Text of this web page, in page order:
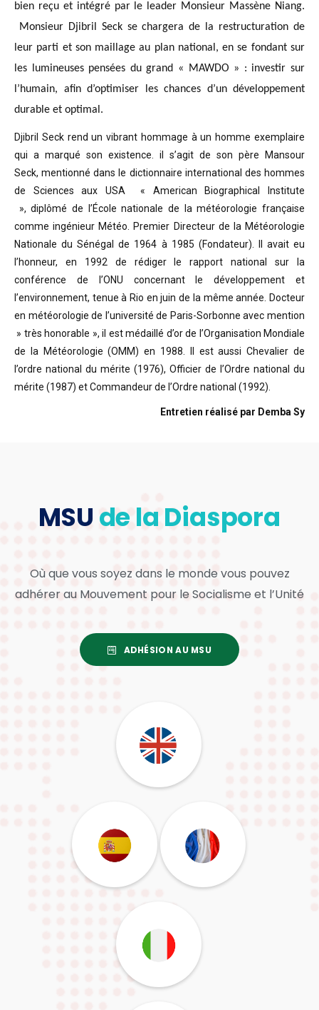
bien reçu et intégré par le leader Monsieur Massène Niang.
Monsieur Djibril Seck se chargera de la restructuration de
leur parti et son maillage au plan national, en se fondant sur
les lumineuses pensées du grand « MAWDO » : investir sur
l’humain, afin d’optimiser les chances d’un développement
durable et optimal.
Djibril Seck rend un vibrant hommage à un homme exemplaire
qui a marqué son existence. il s’agit de son père Mansour
Seck,mentionné dans le dictionnaire international des hommes
de Sciences aux USA « American Biographical Institute
», diplômé de l’École nationale de la météorologie française
comme ingénieur Météo. Premier Directeur de la Météorologie
Nationale du Sénégal de 1964 à 1985 (Fondateur). Il avait eu
l’honneur, en 1992 de rédiger le rapport national sur la
conférence de l’ONU concernant le développement et
l’environnement, tenue à Rio en juin de la même année.
Docteur
en météorologie de l’université de Paris-Sorbonne avec mention
» très honorable », il est médaillé d’or de l’Organisation Mondiale
de la Météorologie (OMM) en 1988. Il est aussi Chevalier de
l’ordre national du mérite (1976), Officier de l’Ordre national du
mérite (1987) et Commandeur de l’Ordre national (1992).
Entretien réalisé par Demba Sy
MSU de la Diaspora
Où que vous soyez dans le monde vous pouvez
adhérer au Mouvement pour le Socialisme et l’Unité
ADHÉSION AU MSU